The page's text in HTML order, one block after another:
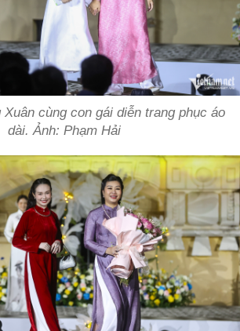
cùng con gái diễn trang phục áo
dài. Ảnh: Phạm Hải